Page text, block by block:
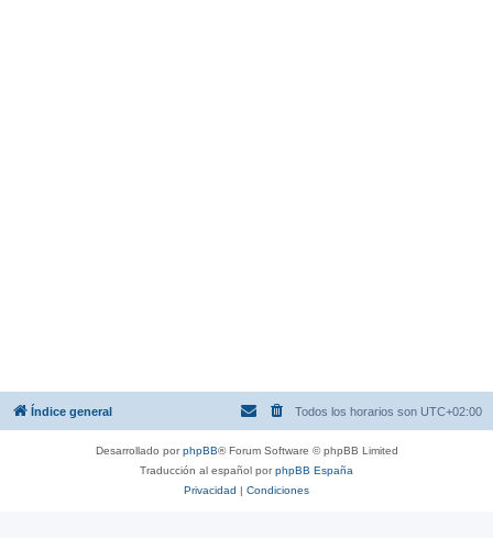
Índice general Todos los horarios son UTC+02:00
Desarrollado porphpBB® Forum Software © phpBB Limited
Traducción al español porphpBB España
Privacidad | Condiciones